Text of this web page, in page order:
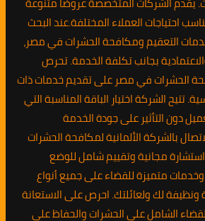
احتياجات العملاء المختلفة.عند البحث
التعقيم ومكافحة الحشرات في مصر،
بجانب تكلفة الخدمة. تحرص
الحشرات في مصر على تقديم خدمات ذات
تتيح الشركة اختيار الباقة المناسبة التي
دون التأثير على جودة الخدمة
بالشركة الألمانية لمكافحة الحشرات
مجانية وتقييم شامل للوضع
متميزة للقضاء على جميع أنواع
ونظيفة لك ولعائلتك. احرص على الاستعانة
الشامل على الحشرات والحفاظ على